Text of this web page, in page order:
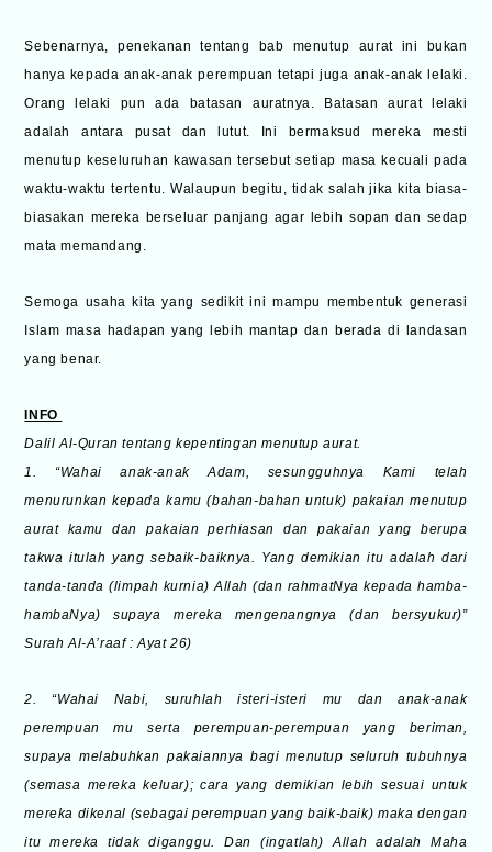
Sebenarnya, penekanan tentang bab menutup aurat ini bukan
hanya kepada anak-anak perempuan tetapi juga anak-anak lelaki.
Orang lelaki pun ada batasan auratnya. Batasan aurat lelaki
adalah antara pusat dan lutut. Ini bermaksud mereka mesti
menutup keseluruhan kawasan tersebut setiap masa kecuali pada
waktu-waktu tertentu. Walaupun begitu, tidak salah jika kita biasa-
biasakan mereka berseluar panjang agar lebih sopan dan sedap
mata memandang.
Semoga usaha kita yang sedikit ini mampu membentuk generasi
Islam masa hadapan yang lebih mantap dan berada di landasan
yang benar.
INFO
Dalil Al-Quran tentang kepentingan menutup aurat.
1. “Wahai anak-anak Adam, sesungguhnya Kami telah
menurunkan kepada kamu (bahan-bahan untuk) pakaian menutup
aurat kamu dan pakaian perhiasan dan pakaian yang berupa
takwa itulah yang sebaik-baiknya. Yang demikian itu adalah dari
tanda-tanda (limpah kurnia) Allah (dan rahmatNya kepada hamba-
hambaNya) supaya mereka mengenangnya (dan bersyukur)”
Surah Al-A’raaf : Ayat 26)
2. “Wahai Nabi, suruhlah isteri-isteri mu dan anak-anak
perempuan mu serta perempuan-perempuan yang beriman,
supaya melabuhkan pakaiannya bagi menutup seluruh tubuhnya
(semasa mereka keluar); cara yang demikian lebih sesuai untuk
mereka dikenal (sebagai perempuan yang baik-baik) maka dengan
itu mereka tidak diganggu. Dan (ingatlah) Allah adalah Maha